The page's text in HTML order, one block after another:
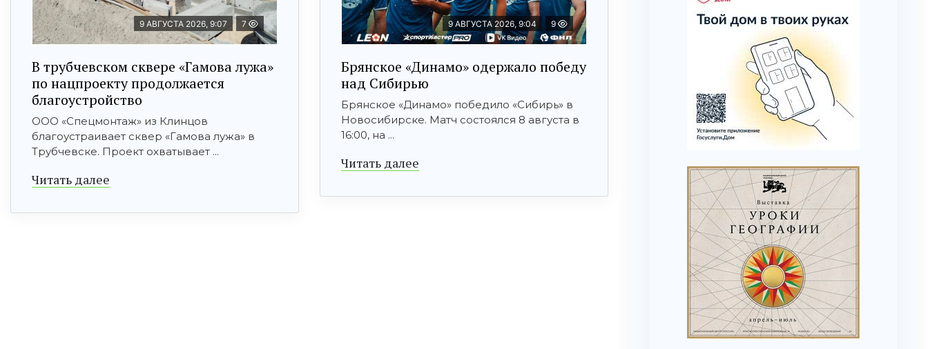
9 АВГУСТА 2026, 9:07 7
В трубчевском сквере «Гамова лужа»
по нацпроекту продолжается
благоустройство
ООО «Спецмонтаж» из Клинцов
благоустраивает сквер «Гамова лужа» в
Трубчевске. Проект охватывает ...
Читать далее
9 АВГУСТА 2026, 9:04 9
Брянское «Динамо» одержало победу
над Сибирью
Брянское «Динамо» победило «Сибирь» в
Новосибирске. Матч состоялся 8 августа в
16:00, на ...
Читать далее